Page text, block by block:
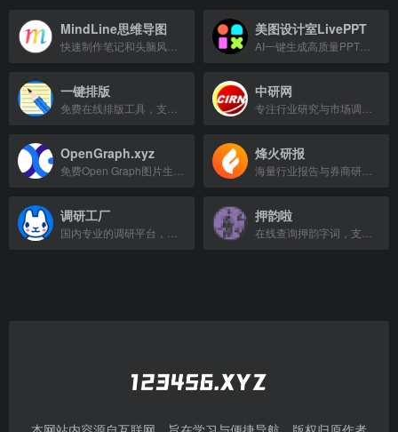
MindLine思维导图 美图设计室LivePPT
一键排版 中研网
OpenGraph.xyz 烽火研报
调研工厂 押韵啦